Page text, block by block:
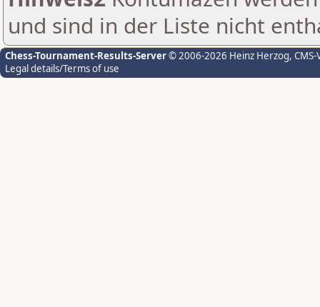
und sind in der Liste nicht
Chess-Tournament-Results-Server© 2006-2026 Heinz Herzog,
Legal details/Terms of use